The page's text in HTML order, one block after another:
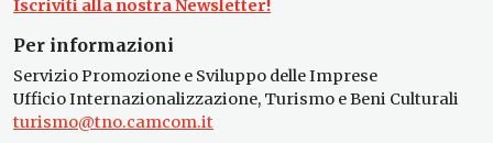
Iscriviti alla nostra Newsletter!
Per informazioni
Servizio Promozione e Sviluppo delle Imprese
Ufficio Internazionalizzazione, Turismo e Beni Culturali
turismo@tno.camcom.it